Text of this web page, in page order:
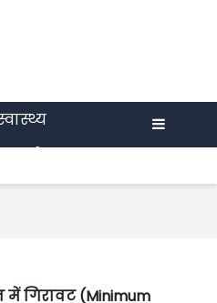
गिरावट (Minimum